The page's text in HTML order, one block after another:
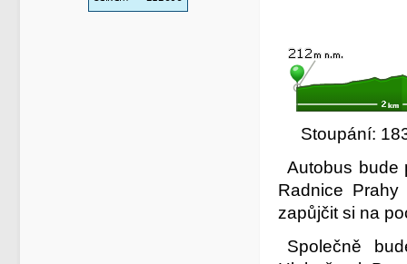
Autobus bude
Radnice
zapůjčit si na
Společně